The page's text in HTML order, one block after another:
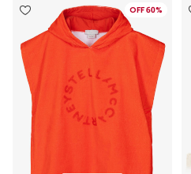
60% OFF